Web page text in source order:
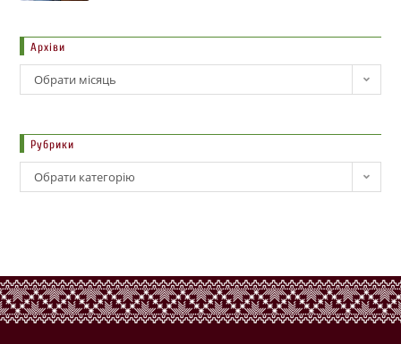
Архіви
Обрати місяць
Рубрики
Обрати категорію